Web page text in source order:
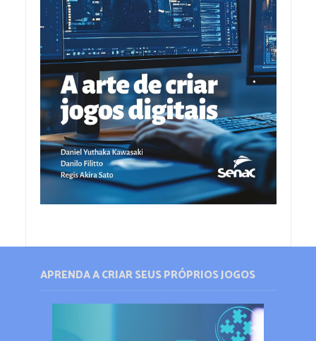
APRENDA A CRIAR SEUS PRÓPRIOS JOGOS